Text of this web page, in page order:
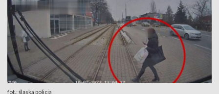
fot.: śląska policja